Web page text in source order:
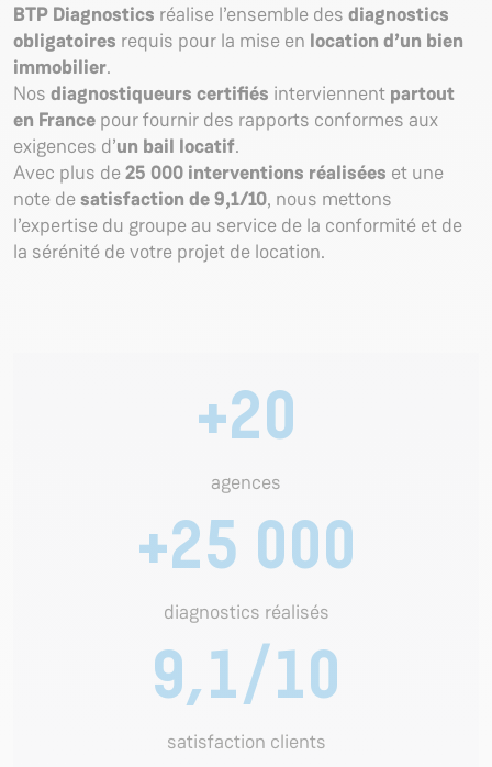
BTP Diagnostics réalise l’ensemble des diagnostics
obligatoires requis pour la mise en location d’un bien
immobilier.
Nos diagnostiqueurs certifiés interviennent partout
en France pour fournir des rapports conformes aux
exigences d’un bail locatif.
Avec plus de25 000 interventions réalisées et une
note desatisfaction de 9,1/10, nous mettons
l’expertise du groupe au service de la conformité et de
la sérénité de votre projet de location.
+20
agences
+25 000
diagnostics réalisés
9,1/10
satisfaction clients